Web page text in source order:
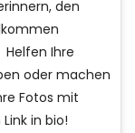
den
Helfen Ihre
oder machen
Fotos mit
in bio!